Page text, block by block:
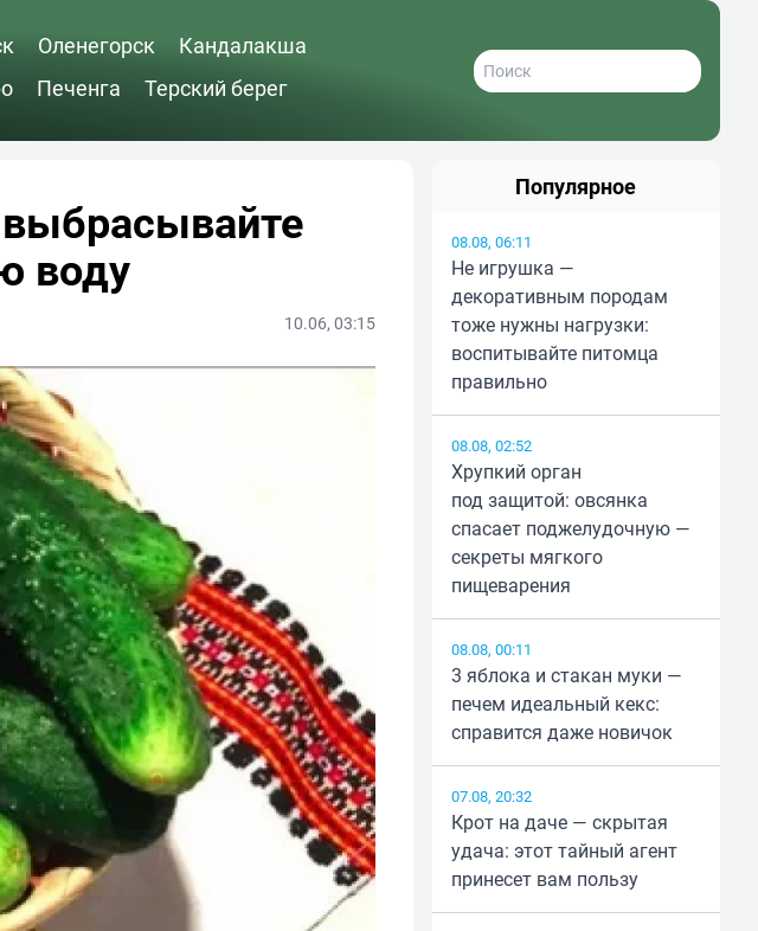
Оленегорск
Кандалакша
Печенга Терский берег
воду
10.06, 03:15
Популярное
08.08, 06:11
Не игрушка —
декоративным породам
тоже нужны нагрузки:
воспитывайте питомца
правильно
08.08, 02:52
Хрупкий орган
под защитой: овсянка
спасает поджелудочную —
секреты мягкого
пищеварения
08.08, 00:11
3 яблока и стакан муки —
печем идеальный кекс:
справится даже новичок
07.08, 20:32
Крот на даче — скрытая
удача: этот тайный агент
принесет вам пользу